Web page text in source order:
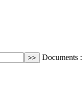
Documents :